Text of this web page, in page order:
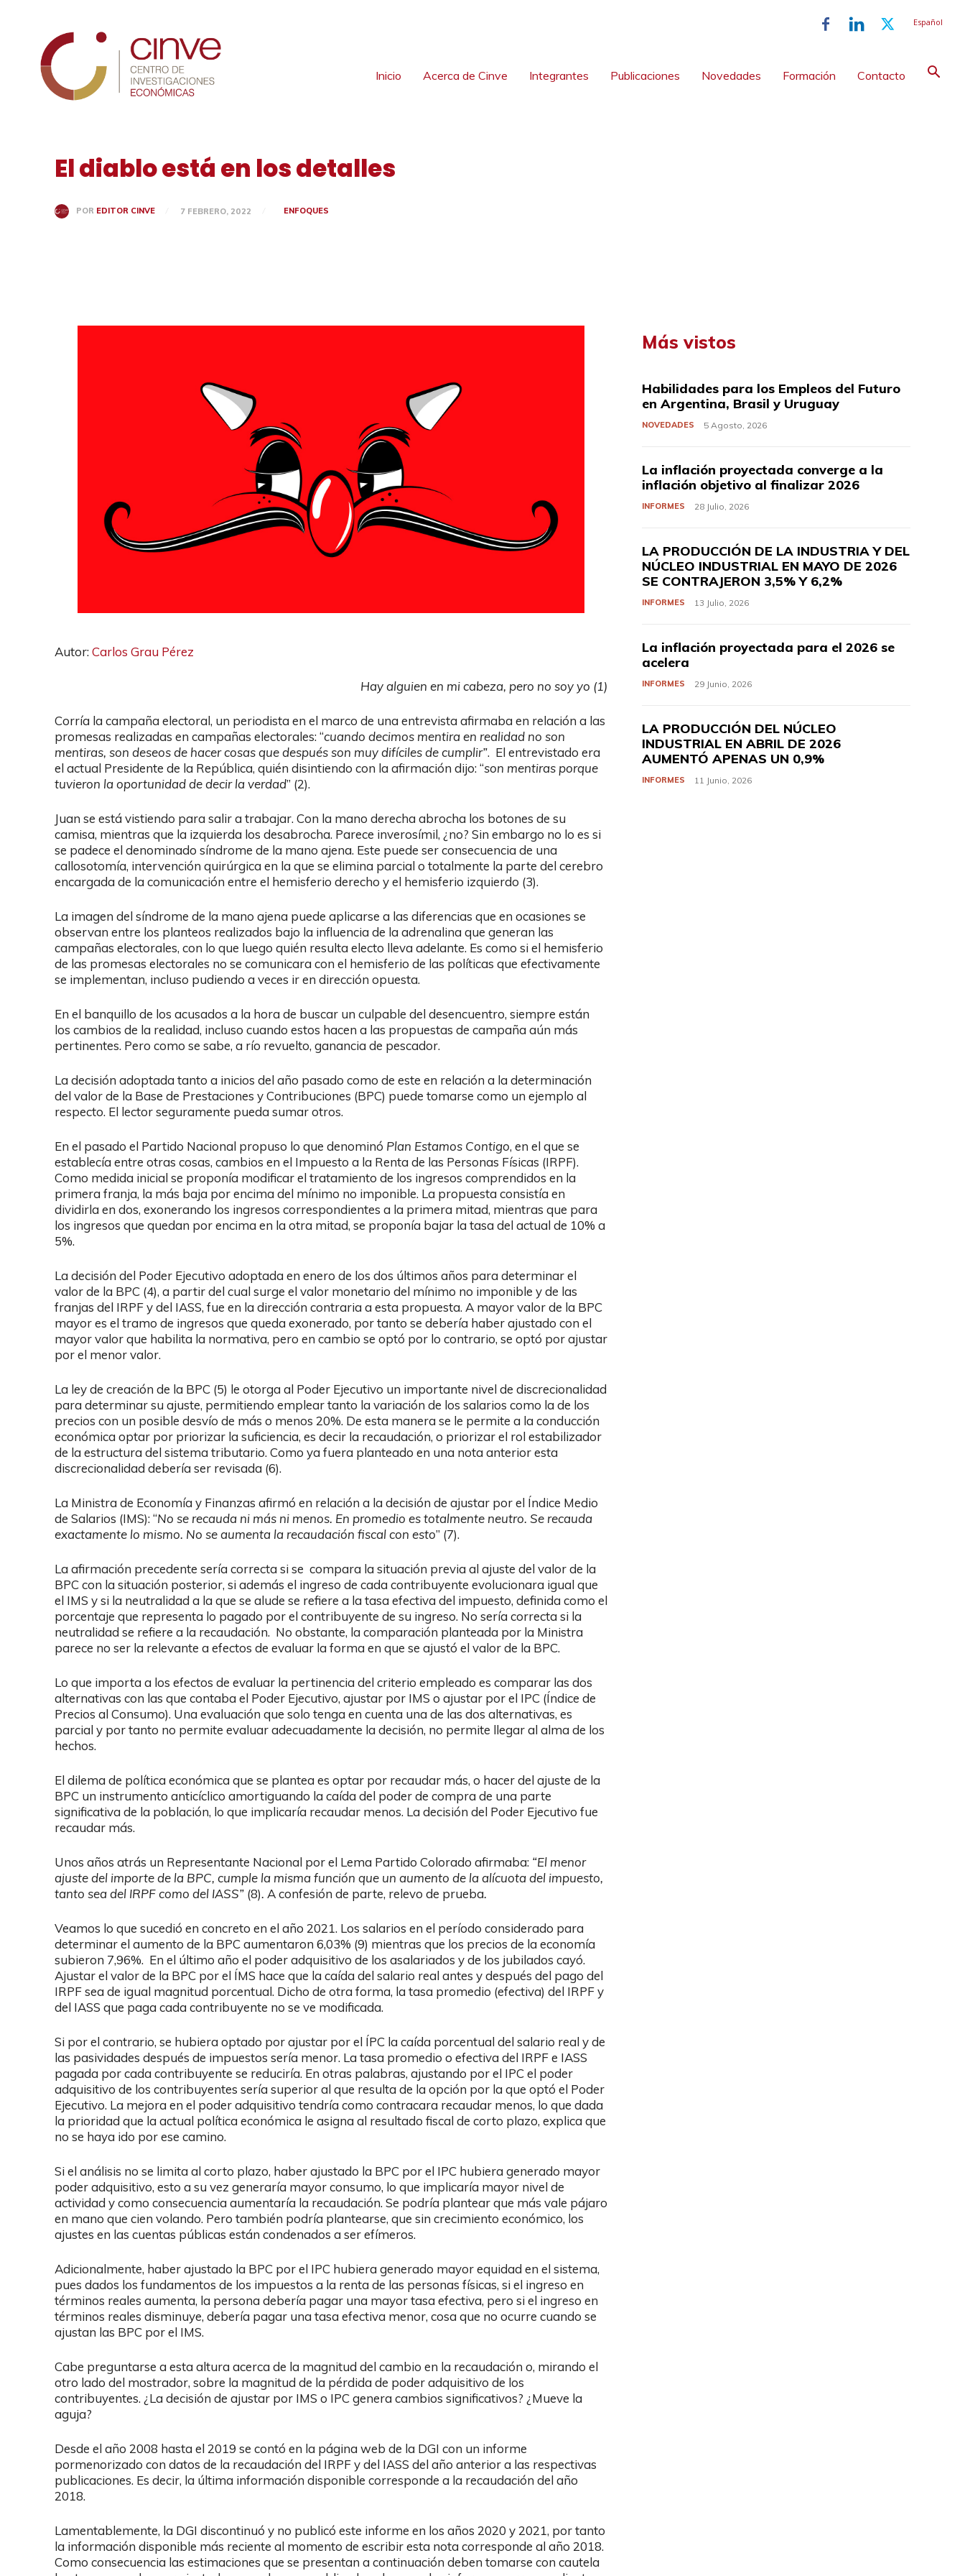
Español
Inicio Acerca de Cinve Integrantes Publicaciones Novedades Formación Contacto
El diablo está en los detalles
POR EDITOR CINVE 7 FEBRERO, 2022 ENFOQUES
Autor:Carlos Grau Pérez
Hay alguien en mi cabeza, pero no soy yo (1)
Corría la campaña electoral, un periodista en el marco de una entrevista afirmaba en relación a las
promesas realizadas en campañas electorales: “cuando decimos mentira en realidad no son
mentiras, son deseos de hacer cosas que después son muy difíciles de cumplir”. El entrevistado era
el actual Presidente de la República, quién disintiendo con la afirmación dijo: “son mentiras porque
tuvieron la oportunidad de decir la verdad” (2).
Juan se está vistiendo para salir a trabajar. Con la mano derecha abrocha los botones de su
camisa, mientras que la izquierda los desabrocha. Parece inverosímil, ¿no? Sin embargo no lo es si
se padece el denominado síndrome de la mano ajena. Este puede ser consecuencia de una
callosotomía, intervención quirúrgica en la que se elimina parcial o totalmente la parte del cerebro
encargada de la comunicación entre el hemisferio derecho y el hemisferio izquierdo (3).
La imagen del síndrome de la mano ajena puede aplicarse a las diferencias que en ocasiones se
observan entre los planteos realizados bajo la influencia de la adrenalina que generan las
campañas electorales, con lo que luego quién resulta electo lleva adelante. Es como si el hemisferio
de las promesas electorales no se comunicara con el hemisferio de las políticas que efectivamente
se implementan, incluso pudiendo a veces ir en dirección opuesta.
En el banquillo de los acusados a la hora de buscar un culpable del desencuentro, siempre están
los cambios de la realidad, incluso cuando estos hacen a las propuestas de campaña aún más
pertinentes. Pero como se sabe, a río revuelto, ganancia de pescador.
La decisión adoptada tanto a inicios del año pasado como de este en relación a la determinación
del valor de la Base de Prestaciones y Contribuciones (BPC) puede tomarse como un ejemplo al
respecto. El lector seguramente pueda sumar otros.
En el pasado el Partido Nacional propuso lo que denominó Plan Estamos Contigo, en el que se
establecía entre otras cosas, cambios en el Impuesto a la Renta de las Personas Físicas (IRPF).
Como medida inicial se proponía modificar el tratamiento de los ingresos comprendidos en la
primera franja, la más baja por encima del mínimo no imponible. La propuesta consistía en
dividirla en dos, exonerando los ingresos correspondientes a la primera mitad, mientras que para
los ingresos que quedan por encima en la otra mitad, se proponía bajar la tasa del actual de 10% a
5%.
La decisión del Poder Ejecutivo adoptada en enero de los dos últimos años para determinar el
valor de la BPC (4), a partir del cual surge el valor monetario del mínimo no imponible y de las
franjas del IRPF y del IASS, fue en la dirección contraria a esta propuesta. A mayor valor de la BPC
mayor es el tramo de ingresos que queda exonerado, por tanto se debería haber ajustado con el
mayor valor que habilita la normativa, pero en cambio se optó por lo contrario, se optó por ajustar
por el menor valor.
La ley de creación de la BPC (5) le otorga al Poder Ejecutivo un importante nivel de discrecionalidad
para determinar su ajuste, permitiendo emplear tanto la variación de los salarios como la de los
precios con un posible desvío de más o menos 20%. De esta manera se le permite a la conducción
económica optar por priorizar la suficiencia, es decir la recaudación, o priorizar el rol estabilizador
de la estructura del sistema tributario. Como ya fuera planteado en una nota anterior esta
discrecionalidad debería ser revisada (6).
La Ministra de Economía y Finanzas afirmó en relación a la decisión de ajustar por el Índice Medio
de Salarios (IMS): “No se recauda ni más ni menos. En promedio es totalmente neutro. Se recauda
exactamente lo mismo. No se aumenta la recaudación fiscal con esto” (7).
La afirmación precedente sería correcta si se compara la situación previa al ajuste del valor de la
BPC con la situación posterior, si además el ingreso de cada contribuyente evolucionara igual que
el IMS y si la neutralidad a la que se alude se refiere a la tasa efectiva del impuesto, definida como el
porcentaje que representa lo pagado por el contribuyente de su ingreso. No sería correcta si la
neutralidad se refiere a la recaudación. No obstante, la comparación planteada por la Ministra
parece no ser la relevante a efectos de evaluar la forma en que se ajustó el valor de la BPC.
Lo que importa a los efectos de evaluar la pertinencia del criterio empleado es comparar las dos
alternativas con las que contaba el Poder Ejecutivo, ajustar por IMS o ajustar por el IPC (Índice de
Precios al Consumo). Una evaluación que solo tenga en cuenta una de las dos alternativas, es
parcial y por tanto no permite evaluar adecuadamente la decisión, no permite llegar al alma de los
hechos.
El dilema de política económica que se plantea es optar por recaudar más, o hacer del ajuste de la
BPC un instrumento anticíclico amortiguando la caída del poder de compra de una parte
significativa de la población, lo que implicaría recaudar menos. La decisión del Poder Ejecutivo fue
recaudar más.
Unos años atrás un Representante Nacional por el Lema Partido Colorado afirmaba: “El menor
ajuste del importe de la BPC, cumple la misma función que un aumento de la alícuota del impuesto,
tanto sea del IRPF como del IASS” (8). A confesión de parte, relevo de prueba.
Veamos lo que sucedió en concreto en el año 2021. Los salarios en el período considerado para
determinar el aumento de la BPC aumentaron 6,03% (9) mientras que los precios de la economía
subieron 7,96%. En el último año el poder adquisitivo de los asalariados y de los jubilados cayó.
Ajustar el valor de la BPC por el ÍMS hace que la caída del salario real antes y después del pago del
IRPF sea de igual magnitud porcentual. Dicho de otra forma, la tasa promedio (efectiva) del IRPF y
del IASS que paga cada contribuyente no se ve modificada.
Si por el contrario, se hubiera optado por ajustar por el ÍPC la caída porcentual del salario real y de
las pasividades después de impuestos sería menor. La tasa promedio o efectiva del IRPF e IASS
pagada por cada contribuyente se reduciría. En otras palabras, ajustando por el IPC el poder
adquisitivo de los contribuyentes sería superior al que resulta de la opción por la que optó el Poder
Ejecutivo. La mejora en el poder adquisitivo tendría como contracara recaudar menos, lo que dada
la prioridad que la actual política económica le asigna al resultado fiscal de corto plazo, explica que
no se haya ido por ese camino.
Si el análisis no se limita al corto plazo, haber ajustado la BPC por el IPC hubiera generado mayor
poder adquisitivo, esto a su vez generaría mayor consumo, lo que implicaría mayor nivel de
actividad y como consecuencia aumentaría la recaudación. Se podría plantear que más vale pájaro
en mano que cien volando. Pero también podría plantearse, que sin crecimiento económico, los
ajustes en las cuentas públicas están condenados a ser efímeros.
Adicionalmente, haber ajustado la BPC por el IPC hubiera generado mayor equidad en el sistema,
pues dados los fundamentos de los impuestos a la renta de las personas físicas, si el ingreso en
términos reales aumenta, la persona debería pagar una mayor tasa efectiva, pero si el ingreso en
términos reales disminuye, debería pagar una tasa efectiva menor, cosa que no ocurre cuando se
ajustan las BPC por el IMS.
Cabe preguntarse a esta altura acerca de la magnitud del cambio en la recaudación o, mirando el
otro lado del mostrador, sobre la magnitud de la pérdida de poder adquisitivo de los
contribuyentes. ¿La decisión de ajustar por IMS o IPC genera cambios significativos? ¿Mueve la
aguja?
Desde el año 2008 hasta el 2019 se contó en la página web de la DGI con un informe
pormenorizado con datos de la recaudación del IRPF y del IASS del año anterior a las respectivas
publicaciones. Es decir, la última información disponible corresponde a la recaudación del año
2018.
Lamentablemente, la DGI discontinuó y no publicó este informe en los años 2020 y 2021, por tanto
la información disponible más reciente al momento de escribir esta nota corresponde al año 2018.
Como consecuencia las estimaciones que se presentan a continuación deben tomarse con cautela
Más vistos
Habilidades para los Empleos del Futuro
en Argentina, Brasil y Uruguay
NOVEDADES 5 Agosto, 2026
La inflación proyectada converge a la
inflación objetivo al finalizar 2026
INFORMES 28 Julio, 2026
LA PRODUCCIÓN DE LA INDUSTRIA Y DEL
NÚCLEO INDUSTRIAL EN MAYO DE 2026
SE CONTRAJERON 3,5% Y 6,2%
INFORMES 13 Julio, 2026
La inflación proyectada para el 2026 se
acelera
INFORMES 29 Junio, 2026
LA PRODUCCIÓN DEL NÚCLEO
INDUSTRIAL EN ABRIL DE 2026
AUMENTÓ APENAS UN 0,9%
INFORMES 11 Junio, 2026